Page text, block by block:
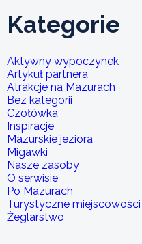
Kategorie
Aktywny wypoczynek
Artykuł partnera
Atrakcje na Mazurach
Bez kategorii
Czołówka
Inspiracje
Mazurskie jeziora
Migawki
Nasze zasoby
O serwisie
Po Mazurach
Turystyczne
Żeglarstwo